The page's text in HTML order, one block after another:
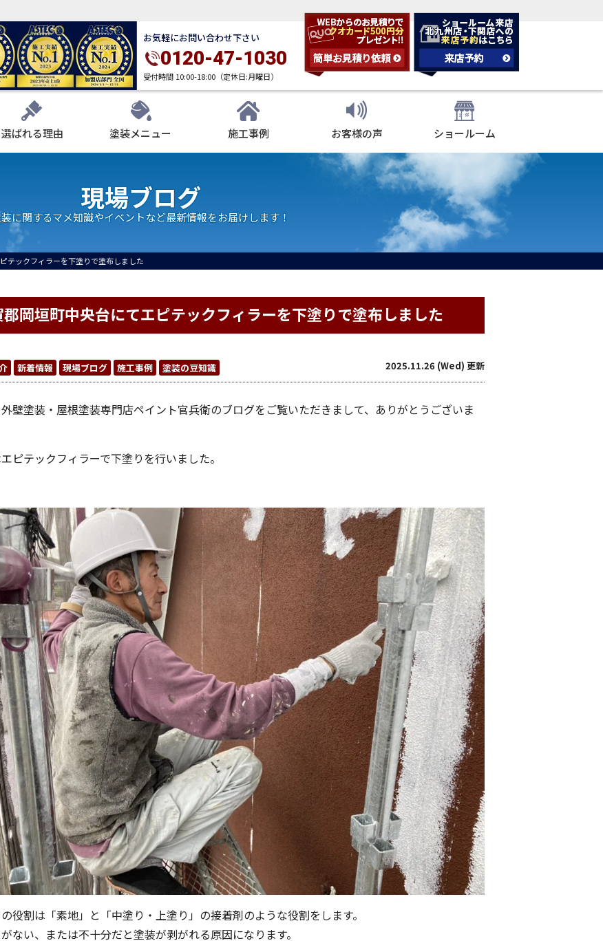
お気軽にお問い合わせ下さい
0120-47-1030
受付時間 10:00-18:00（定休日:月曜日）
選ばれる理由 塗装メニュー 施工事例 お客様の声 ショールーム
現場ブログ
に関するマメ知識やイベントなど最新情報をお届けします！
テックフィラーを下塗りで塗布しました
郡岡垣町中央台にてエピテックフィラーを下塗りで塗布しました
新着情報 現場ブログ 施工事例 塗装の豆知識 2025.11.26 (Wed) 更新
壁塗装・屋根塗装専門店ペイント官兵衛のブログをご覧いただきまして、ありがとうございま
ピテックフィラーで下塗りを行いました。
役割は「素地」と「中塗り・上塗り」の接着剤のような役割をします。
ない、または不十分だと塗装が剥がれる原因になります。